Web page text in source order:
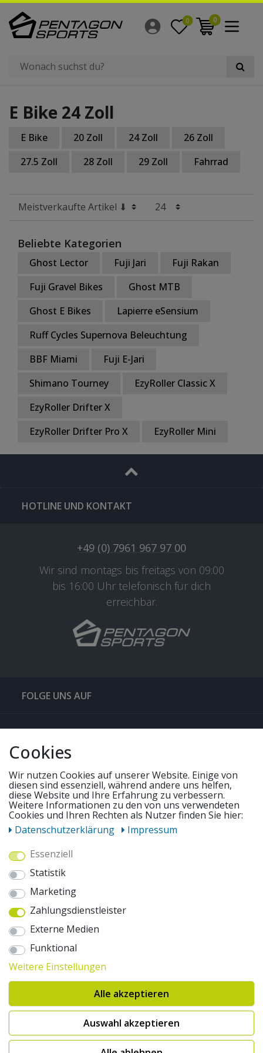
0 0
Filter
×
E Bike 24 Zoll
E Bike 20 Zoll 24 Zoll
26 Zoll
27.5 Zoll
28 Zoll 29 Zoll Fahrrad
Beliebte Kategorien
Ghost Lector Fuji Jari
Fuji Rakan
Fuji Gravel Bikes
Ghost MTB
Ghost E Bikes
Lapierre eSensium
Ruff Cycles Supernova Beleuchtung
BBF Miami
Fuji E-Jari
Shimano Tourney
EzyRoller Classic X
EzyRoller Drifter X
EzyRoller Drifter Pro X
EzyRoller Mini
HOTLINE UND KONTAKT
+49 (0) 7961 967 97 00
Wir sind montags bis freitags von 09:00
bis 16:00 Uhr telefonisch für dich
erreichbar.
FOLGE UNS AUF
QUICKLINKS & TIPPS
UNSERE ANGEBOTE
WIR VERSENDEN MIT
AUSZEICHNUNGEN & SICHERHEIT
© 2026 pentagonsports.de
Pentagon Sports GmbH & Co. KG
Daten­schutz­erklärung
Hinweise zur Batterieentsorgung
Cookie-Einstellungen ändern
Erklärung zur Barrierefreiheit
* Alle Preise inkl. gesetzlicher Mehrwertsteuer zuzüglich Versandkosten. Die
durchgestrichenen Preise entsprechen der UVP des Herstellers. 1nur bei
Hinweis:("Innerhalb von 24h versandfertig" oder "Sofort verfügbar") |
2Versandkostenfrei nach Deutschland ab € 100,- Bestellwert.
Cookies
Wir nutzen Cookies auf unserer Website. Einige von
diesen sind essenziell, während andere uns helfen,
diese Website und Ihre Erfahrung zu verbessern.
Weitere Informationen zu den von uns verwendeten
Cookies und Ihren Rechten als Nutzer finden Sie hier:
Daten­schutz­erklärung
Impressum
Essenziell
Statistik
Marketing
Zahlungsdienstleister
Externe Medien
Funktional
Weitere Einstellungen
Alle akzeptieren
Auswahl akzeptieren